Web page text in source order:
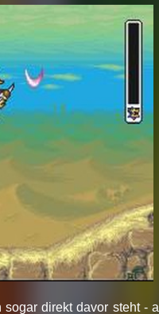
direkt davor steht -